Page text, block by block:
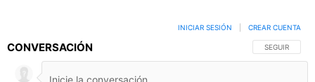
CONVERSACIÓN SIGA ESTA
SEGUIR
INICIAR SESIÓN CREAR CUENTA